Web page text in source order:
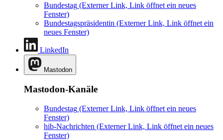
Bundestag (Externer Link, Link öffnet ein neues
Fenster)
Bundestagspräsidentin (Externer Link, Link öffnet ein
neues Fenster)
LinkedIn
Mastodon
Mastodon-Kanäle
Bundestag (Externer Link, Link öffnet ein neues
Fenster)
hib-Nachrichten (Externer Link, Link öffnet ein neues
Fenster)